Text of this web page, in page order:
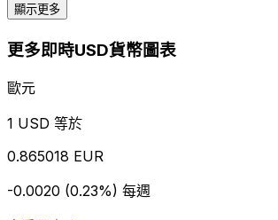
顯示更多
更多即時USD貨幣圖表
歐元
1 USD 等於
0.865018 EUR
-0.0020 (0.23%) 每週